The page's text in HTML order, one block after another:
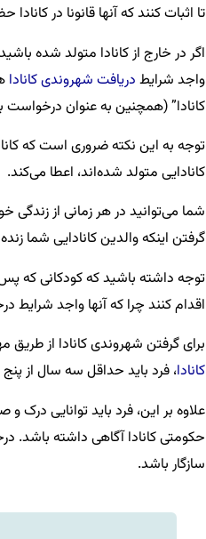
تا اثبات کنند که آنها قانونا در کانادا
اگر در خارج از کانادا متولد شده
واجد شرایط دریافت شهروندی کانادا
کانادا” (همچنین به عنوان
توجه به این نکته ضروری است که
کانادایی متولد شده‌اند، اعطا می‌کند.
شما می‌توانید در هر زمانی از
گرفتن اینکه والدین کانادایی شما
توجه داشته باشید که کودکانی که پس
اقدام کنند چرا که آنها واجد شرایط
برای گرفتن شهروندی کانادا از طریق
کانادا، فرد باید حداقل سه سال از
علاوه بر این، فرد باید توانایی
حکومتی کانادا آگاهی داشته باشد.
سازگار باشد.